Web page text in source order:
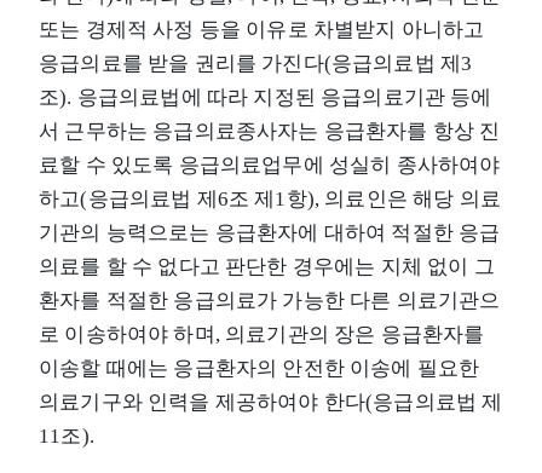
또는 경제적 사정 등을 이유로 차별받지 아니하고
응급의료를 받을 권리를 가진다(응급의료법 제3
조). 응급의료법에 따라 지정된 응급의료기관 등에
서 근무하는 응급의료종사자는 응급환자를 항상 진
료할 수 있도록 응급의료업무에 성실히 종사하여야
하고(응급의료법 제6조 제1항), 의료인은 해당 의료
기관의 능력으로는 응급환자에 대하여 적절한 응급
의료를 할 수 없다고 판단한 경우에는 지체 없이 그
환자를 적절한 응급의료가 가능한 다른 의료기관으
로 이송하여야 하며, 의료기관의 장은 응급환자를
이송할 때에는 응급환자의 안전한 이송에 필요한
의료기구와 인력을 제공하여야 한다(응급의료법 제
11조).